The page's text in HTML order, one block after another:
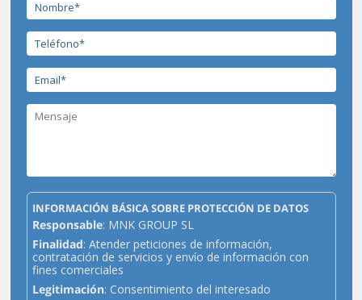
INFORMACIÓN BÁSICA SOBRE PROTECCIÓN DE DATOS
Responsable: MNK GROUP SL
Finalidad: Atender peticiones de información,
contratación de servicios y envío de información con
fines comerciales
Legitimación: Consentimiento del interesado